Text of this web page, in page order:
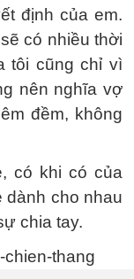
định của em.
có nhiều thời
tôi cũng chỉ vì
nên nghĩa vợ
đềm, không
có khi có của
dành cho nhau
chia tay.